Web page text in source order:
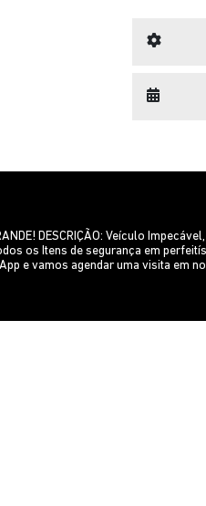
DESCRIÇÃO: Veículo
os Itens de segurança em
e vamos agendar uma visita em